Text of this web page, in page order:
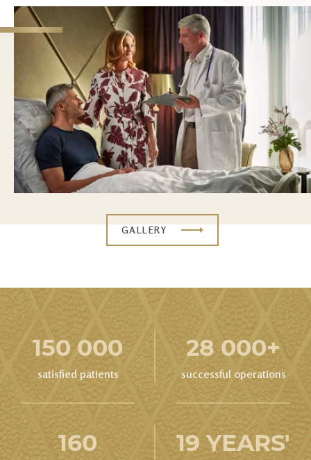
GALLERY
150 000
satisfied patients
28 000+
successful operations
160 19 YEARS'